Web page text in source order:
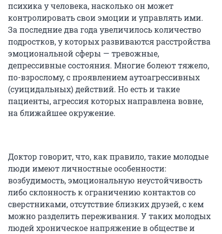
психика у человека, насколько он может
контролировать свои эмоции и управлять ими.
За последние два года увеличилось количество
подростков, у которых развиваются расстройства
эмоциональной сферы — тревожные,
депрессивные состояния. Многие болеют тяжело,
по-взрослому, с проявлением аутоагрессивных
(суицидальных) действий. Но есть и такие
пациенты, агрессия которых направлена вовне,
на ближайшее окружение.
Доктор говорит, что, как правило, такие молодые
люди имеют личностные особенности:
возбудимость, эмоциональную неустойчивость
либо склонность к ограничению контактов со
сверстниками, отсутствие близких друзей, с кем
можно разделить переживания. У таких молодых
людей хроническое напряжение в обществе и